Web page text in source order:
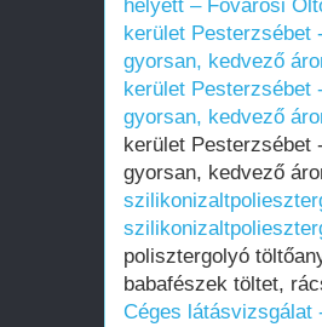
helyett – Fővárosi
kerület Pesterzsébet
gyorsan, kedvező
kerület Pesterzsébet
gyorsan, kedvező
kerület Pesterzsébet
gyorsan, kedvező
polisztergolyó
babafészek töltet,
Céges látásvizsgálat